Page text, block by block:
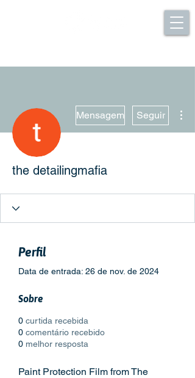
Mensagem Seguir
the detailingmafia
Perfil
Data de entrada: 26 de nov. de 2024
Sobre
0 curtida recebida
0 comentário recebido
0 melhor resposta
Paint Protection Film from The